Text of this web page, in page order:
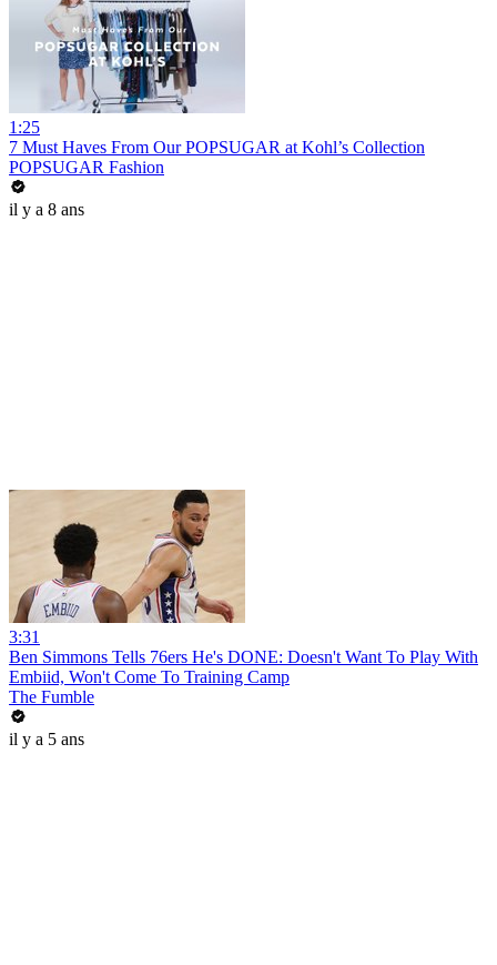
1:25
7 Must Haves From Our POPSUGAR at Kohl’s Collection
POPSUGAR Fashion
il y a 8 ans
3:31
Ben Simmons Tells 76ers He's DONE: Doesn't Want To Play With
Embiid, Won't Come To Training Camp
The Fumble
il y a 5 ans